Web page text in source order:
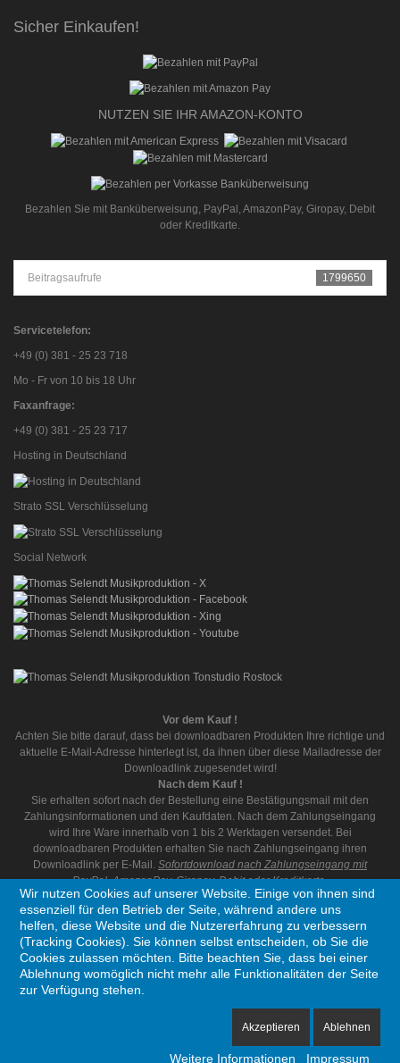
Sicher Einkaufen!
NUTZEN SIE IHR AMAZON-KONTO
Bezahlen Sie mit Banküberweisung, PayPal, AmazonPay, Giropay, Debit
oder Kreditkarte.
Beitragsaufrufe 1799650
Servicetelefon:
+49 (0) 381 - 25 23 718
Mo - Fr von 10 bis 18 Uhr
Faxanfrage:
+49 (0) 381 - 25 23 717
Hosting in Deutschland
Strato SSL Verschlüsselung
Social Network
Vor dem Kauf !
Achten Sie bitte darauf, dass bei downloadbaren Produkten Ihre richtige und
aktuelle E-Mail-Adresse hinterlegt ist, da ihnen über diese Mailadresse der
Downloadlink zugesendet wird!
Nach dem Kauf !
Sie erhalten sofort nach der Bestellung eine Bestätigungsmail mit den
Zahlungsinformationen und den Kaufdaten. Nach dem Zahlungseingang
wird Ihre Ware innerhalb von 1 bis 2 Werktagen versendet. Bei
downloadbaren Produkten erhalten Sie nach Zahlungseingang ihren
Downloadlink per E-Mail. Sofortdownload nach Zahlungseingang mit
PayPal, AmazonPay, Giropay, Debit oder Kreditkarte.
Copyright © 1995 - 2026 Thomas Selendt Musikproduktion. Alle Rechte vorbehalten
Wir nutzen Cookies auf unserer Website. Einige von ihnen sind
essenziell für den Betrieb der Seite, während andere uns
helfen, diese Website und die Nutzererfahrung zu verbessern
(Tracking Cookies). Sie können selbst entscheiden, ob Sie die
Cookies zulassen möchten. Bitte beachten Sie, dass bei einer
Ablehnung womöglich nicht mehr alle Funktionalitäten der Seite
zur Verfügung stehen.
Akzeptieren Ablehnen
Weitere Informationen Impressum